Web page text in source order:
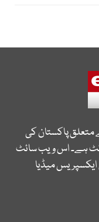
متعلق پاکستان کی
ہے۔ اس ویب سائٹ
میڈیا